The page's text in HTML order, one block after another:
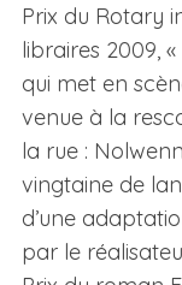
Prix du Rotary
libraires 2009,
qui met en
venue à la
la rue :
vingtaine de
d’une
par le